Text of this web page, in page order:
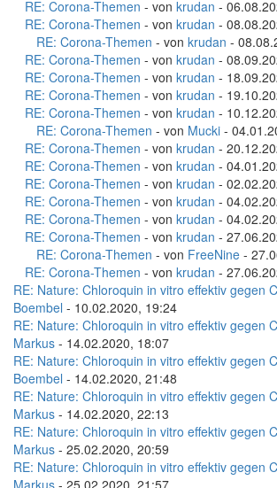
RE: Corona-Themen - von krudan -
RE: Corona-Themen - von krudan -
RE: Corona-Themen - von krudan -
RE: Corona-Themen - von krudan -
RE: Corona-Themen - von krudan -
RE: Corona-Themen - von krudan -
RE: Corona-Themen - von krudan -
RE: Corona-Themen - von Mucki -
RE: Corona-Themen - von krudan -
RE: Corona-Themen - von krudan -
RE: Corona-Themen - von krudan -
RE: Corona-Themen - von krudan -
RE: Corona-Themen - von krudan -
RE: Corona-Themen - von krudan -
RE: Corona-Themen - von FreeNine -
RE: Corona-Themen - von krudan -
RE: Nature: Chloroquin in vitro effektiv gegen
Boembel - 10.02.2020, 19:24
RE: Nature: Chloroquin in vitro effektiv gegen
Markus - 14.02.2020, 18:07
RE: Nature: Chloroquin in vitro effektiv gegen
Boembel - 14.02.2020, 21:48
RE: Nature: Chloroquin in vitro effektiv gegen
Markus - 14.02.2020, 22:13
RE: Nature: Chloroquin in vitro effektiv gegen
Markus - 25.02.2020, 20:59
RE: Nature: Chloroquin in vitro effektiv gegen